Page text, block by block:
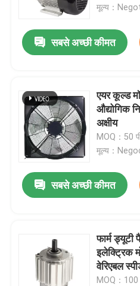
मूल्य：
सबसे अच्छी कीमत
एयर कूल्ड
औद्योगिक
अक्षीय
MOQ：50
मूल्य：
सबसे अच्छी कीमत
फार्म
इलेक्ट्रिक
वेरिएबल
MOQ：100